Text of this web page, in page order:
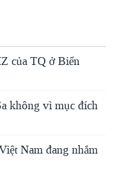
của TQ ở Biển
không vì mục đích
Nam đang nhắm